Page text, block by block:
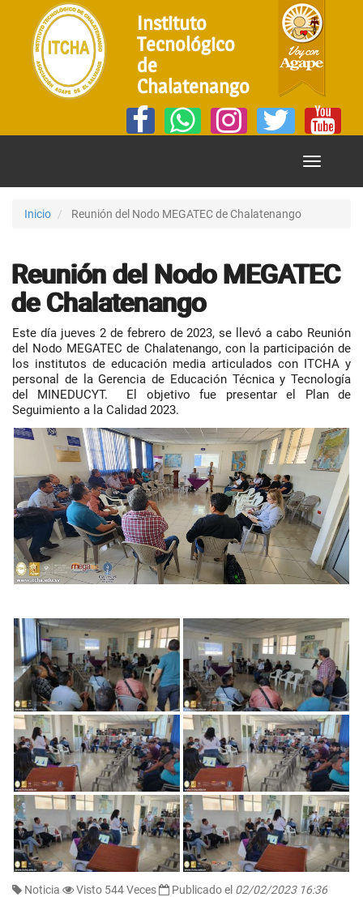
Instituto
Tecnológico
de
Chalatenango
Mostrar
Inicio Reunión del Nodo MEGATEC de Chalatenango
Reunión del Nodo MEGATEC
de Chalatenango
Este día jueves 2 de febrero de 2023, se llevó a cabo Reunión
del Nodo MEGATEC de Chalatenango, con la participación de
los institutos de educación media articulados con ITCHA y
personal de la Gerencia de Educación Técnica y Tecnología
del MINEDUCYT. El objetivo fue presentar el Plan de
Seguimiento a la Calidad 2023.
Noticia Visto 544 Veces Publicado el 02/02/2023 16:36